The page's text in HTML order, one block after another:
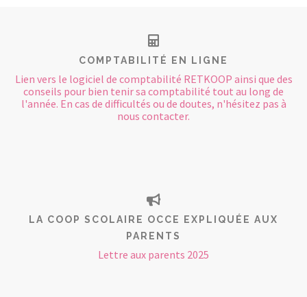
COMPTABILITÉ EN LIGNE
Lien vers le logiciel de comptabilité RETKOOP ainsi que des
conseils pour bien tenir sa comptabilité tout au long de
l'année. En cas de difficultés ou de doutes, n'hésitez pas à
nous contacter.
LA COOP SCOLAIRE OCCE EXPLIQUÉE AUX
PARENTS
Lettre aux parents 2025